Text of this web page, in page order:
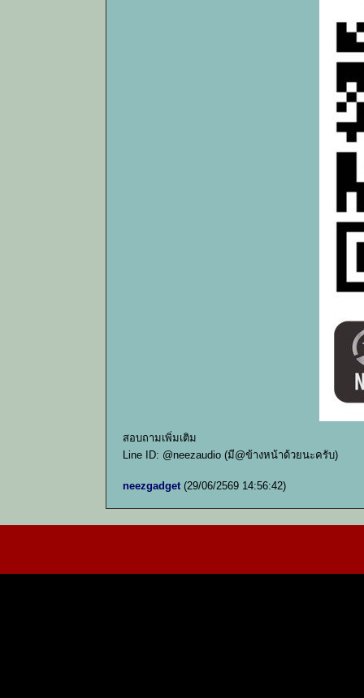
สอบถามเพิ่มเติม
Line ID: @neezaudio (มี@ข้างหน้าด้วยนะครับ)
neezgadget (29/06/2569 14:56:42)